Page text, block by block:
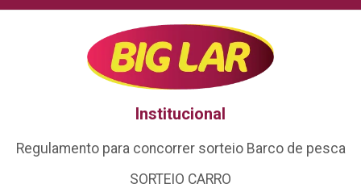
Institucional
Regulamento para concorrer sorteio Barco de pesca
SORTEIO CARRO